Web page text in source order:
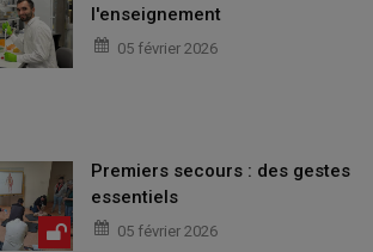
l'enseignement
05 février 2026
Premiers secours : des gestes
essentiels
05 février 2026